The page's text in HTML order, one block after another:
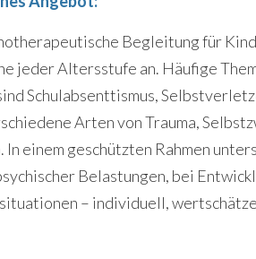
Begleitung für
jeder Altersstufe an. Häufige
Schulabsenttismus,
Arten von Trauma,
In einem geschützten Rahmen
Belastungen, bei
– individuell,